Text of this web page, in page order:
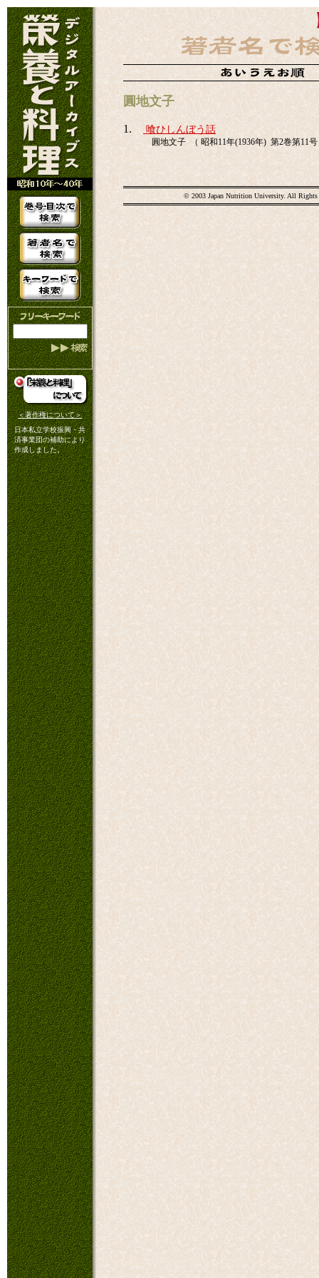
＜著作権について＞
日本私立学校振興・共
済事業団の補助により
作成しました。
圓地文子
1. 喰ひしんぼう話
圓地文子 （ 昭和11年(1936年) 第2巻第11号
© 2003 Japan Nutrition University. All Rights